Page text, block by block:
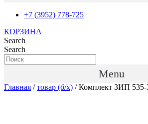
+7 (3952) 778-725
КОРЗИНА
Search
Search
Menu
Главная /товар (б/х) / Комплект ЗИП